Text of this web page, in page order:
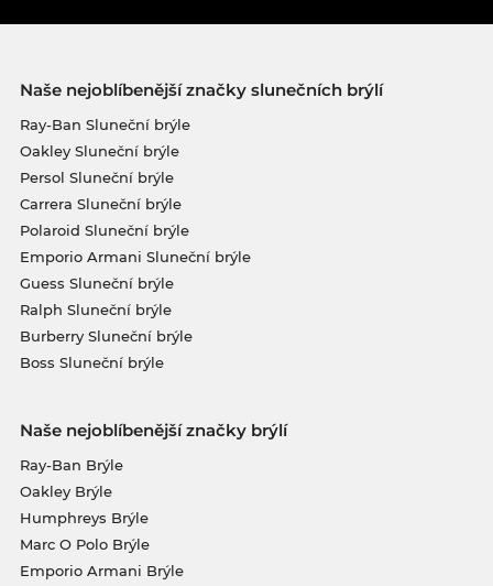
Naše nejoblíbenější značky slunečních brýlí
Ray-Ban Sluneční brýle
Oakley Sluneční brýle
Persol Sluneční brýle
Carrera Sluneční brýle
Polaroid Sluneční brýle
Emporio Armani Sluneční brýle
Guess Sluneční brýle
Ralph Sluneční brýle
Burberry Sluneční brýle
Boss Sluneční brýle
Naše nejoblíbenější značky brýlí
Ray-Ban Brýle
Oakley Brýle
Humphreys Brýle
Marc O Polo Brýle
Emporio Armani Brýle